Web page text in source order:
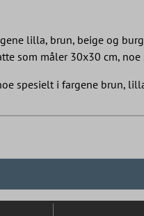
lilla, brun, beige og
som måler 30x30 cm,
spesielt i fargene brun,